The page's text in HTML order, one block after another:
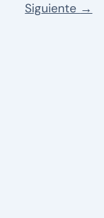
Siguiente →